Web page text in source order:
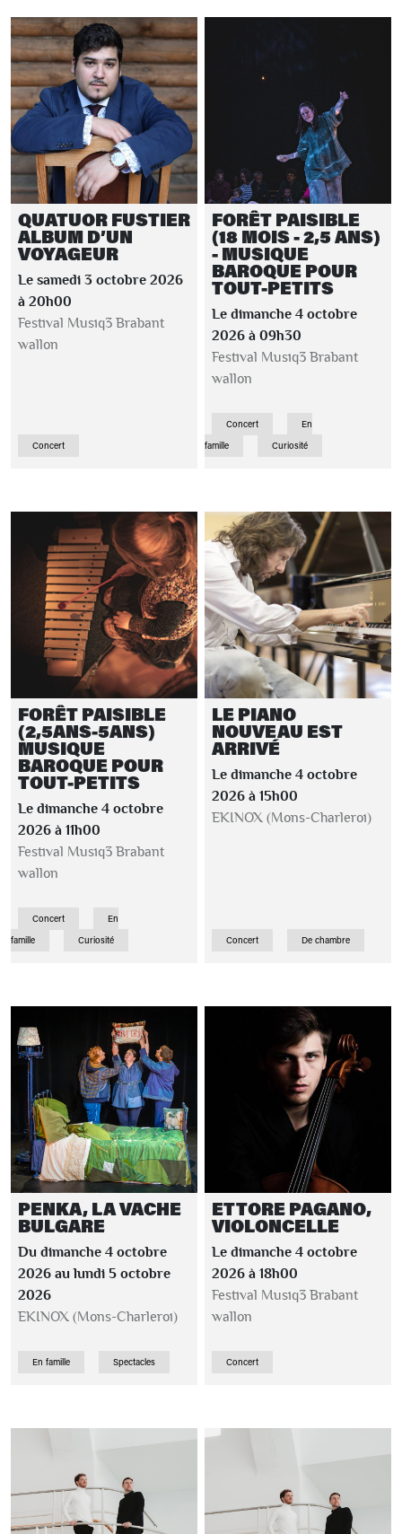
QUATUOR FUSTIER
ALBUM D’UN
VOYAGEUR
Le samedi 3 octobre 2026
à 20h00
Festival Musiq3 Brabant
wallon
Concert
FORÊT PAISIBLE
(18 MOIS - 2,5 ANS)
- MUSIQUE
BAROQUE POUR
TOUT-PETITS
Le dimanche 4 octobre
2026 à 09h30
Festival Musiq3 Brabant
wallon
Concert
En
famille
Curiosité
FORÊT PAISIBLE
(2,5ANS-5ANS)
MUSIQUE
BAROQUE POUR
TOUT-PETITS
Le dimanche 4 octobre
2026 à 11h00
Festival Musiq3 Brabant
wallon
Concert
En
famille
Curiosité
LE PIANO
NOUVEAU EST
ARRIVÉ
Le dimanche 4 octobre
2026 à 15h00
EKINOX (Mons-Charleroi)
Concert De chambre
PENKA, LA VACHE
BULGARE
Du dimanche 4 octobre
2026 au lundi 5 octobre
2026
EKINOX (Mons-Charleroi)
En famille Spectacles
ETTORE PAGANO,
VIOLONCELLE
Le dimanche 4 octobre
2026 à 18h00
Festival Musiq3 Brabant
wallon
Concert